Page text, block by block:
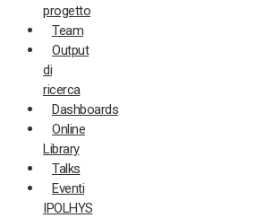
progetto
Team
Output
di
ricerca
Dashboards
Online
Library
Talks
Eventi
IPOLHYS